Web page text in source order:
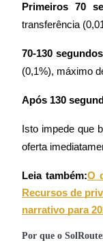
Centro de
Primeiros 70
transferência
70-130 segundos
(0,1%), máximo
Após 130
Isto impede que
oferta
Leia também:O
Recursos de
narrativo para
Por que o